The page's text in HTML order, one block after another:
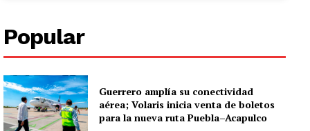
Popular
Guerrero amplía su conectividad
aérea; Volaris inicia venta de boletos
para la nueva ruta Puebla–Acapulco